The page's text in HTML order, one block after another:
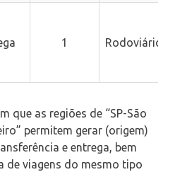
1
Rodoviário
que as regiões de “SP-São
permitem gerar (origem)
e entrega, bem
de viagens do mesmo tipo